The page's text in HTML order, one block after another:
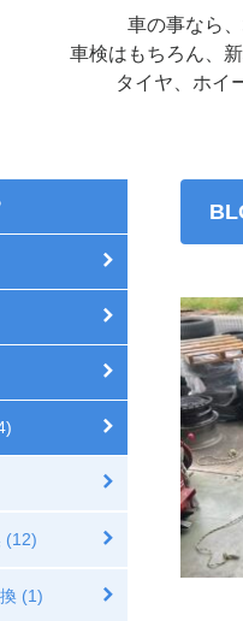
車の事なら
車検はもちろん、
タイヤ、ホイ
(12)
(1)